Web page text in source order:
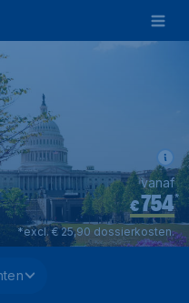
€754*
vanaf
*excl. € 25,90 dossierkosten.